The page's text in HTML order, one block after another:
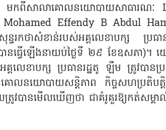
កពីសាលាគោលនយោបាយសាធារណៈ
Effendy B Abdul
ទរកថាសំខាន់របស់អគ្គលេខាបក្ស ប្រធាន
ធ្វើឡើងនាយប់ថ្ងៃទី ២៩ ខែឧសភា)។
លេខាបក្ស ប្រធានរដ្ឋតូ ឡឹម ត្រូវបានប្
គោលនយោបាយសន្តិភាព កិច្ចសហប្រតិបត្តិ
វបានមើលឃើញថា ជាគំរូគួរឱ្យកត់សម្គា